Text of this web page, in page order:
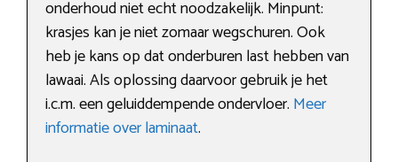
onderhoud niet echt noodzakelijk. Minpunt:
krasjes kan je niet zomaar wegschuren. Ook
heb je kans op dat onderburen last hebben van
lawaai. Als oplossing daarvoor gebruik je het
i.c.m. een geluiddempende ondervloer. Meer
informatie over laminaat.